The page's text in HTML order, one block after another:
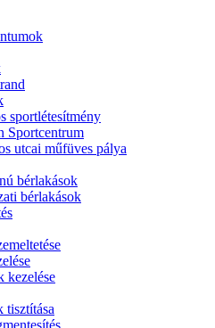
sportlétesítmény
Sportcentrum
utcai műfüves pálya
bérlakások
bérlakások
kezelése
tisztítása